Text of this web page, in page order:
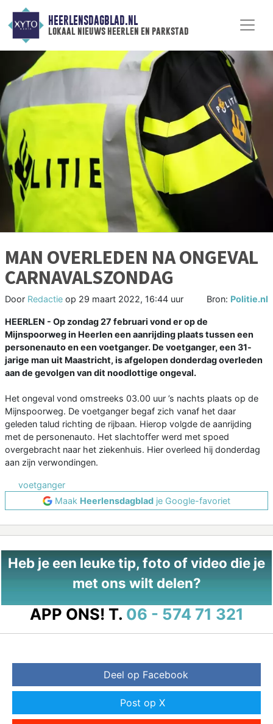
HEERLENSDAGBLAD.NL
lokaal nieuws heerlen en parkstad
MAN OVERLEDEN NA ONGEVAL
CARNAVALSZONDAG
Door Redactie op 29 maart 2022, 16:44 uur Bron: Politie.nl
HEERLEN - Op zondag 27 februari vond er op de
Mijnspoorweg in Heerlen een aanrijding plaats tussen een
personenauto en een voetganger. De voetganger, een 31-
jarige man uit Maastricht, is afgelopen donderdag overleden
aan de gevolgen van dit noodlottige ongeval.
Het ongeval vond omstreeks 03.00 uur ’s nachts plaats op de
Mijnspoorweg. De voetganger begaf zich vanaf het daar
geleden talud richting de rijbaan. Hierop volgde de aanrijding
met de personenauto. Het slachtoffer werd met spoed
overgebracht naar het ziekenhuis. Hier overleed hij donderdag
aan zijn verwondingen.
voetganger
Maak Heerlensdagblad je Google-favoriet
Heb je een leuke tip, foto of video die je
met ons wilt delen?
APP ONS! T. 06 - 574 71 321
Deel op Facebook
Post op X